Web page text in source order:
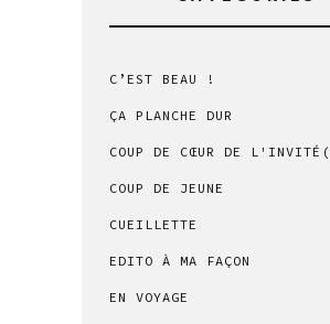
C’EST BEAU !
ÇA PLANCHE DUR
COUP DE CŒUR DE
COUP DE JEUNE
CUEILLETTE
EDITO À MA FAÇON
EN VOYAGE